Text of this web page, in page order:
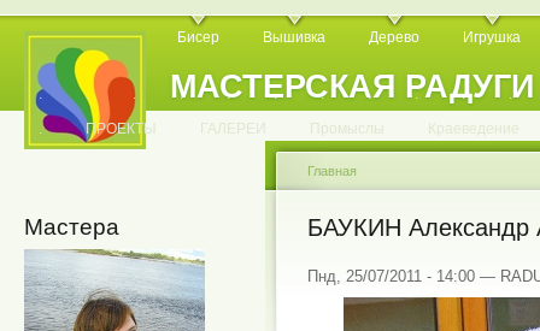
МАСТЕРСКАЯ РАДУГИ
Бисер Вышивка Дерево Игрушка
. . . . . . . . . . .
. ПРОЕКТЫ ГАЛЕРЕИ Промыслы Краеведение
Мастера
Главная
БАУКИН Александр
Пнд, 25/07/2011 - 14:00 —